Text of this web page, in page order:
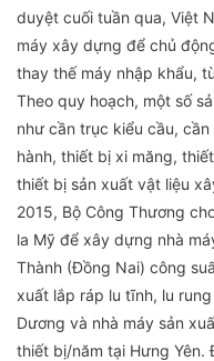
duyệt cuối tuần qua, Việt
máy xây dựng để chủ
thay thế máy nhập khẩu,
Theo quy hoạch, một số
như cần trục kiểu cầu,
hành, thiết bị xi măng,
thiết bị sản xuất vật liệu
2015, Bộ Công Thương
la Mỹ để xây dựng nhà
Thành (Đồng Nai) công
xuất lắp ráp lu tĩnh, lu
Dương và nhà máy sản
thiết bị/năm tại Hưng